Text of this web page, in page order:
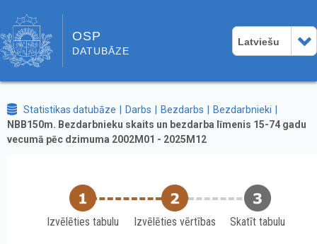
OSP
DATUBĀZE
Latviešu
Statistikas datubāze Darbs Bezdarbs
Bezdarbnieki
NBB150m. Bezdarbnieku skaits un bezdarba līmenis 15-74 gadu
vecumā pēc dzimuma 2002M01 - 2025M12
Izvēlēties tabulu Izvēlēties vērtības Skatīt tabulu